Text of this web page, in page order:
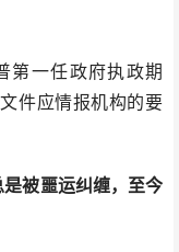
一任政府执政期
件应情报机构的要
被噩运纠缠，至今